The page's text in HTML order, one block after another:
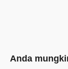
Anda